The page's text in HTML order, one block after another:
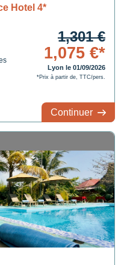
Hotel 4*
1,301 €
1,075 €*
Lyon le 01/09/2026
*Prix à partir de, TTC/pers.
Continuer